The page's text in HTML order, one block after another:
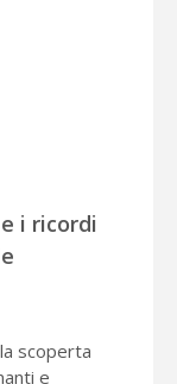
i ricordi
scoperta
e